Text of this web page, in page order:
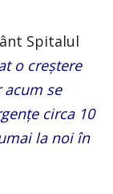
Spitalul
o creştere
se
circa 10
la noi în